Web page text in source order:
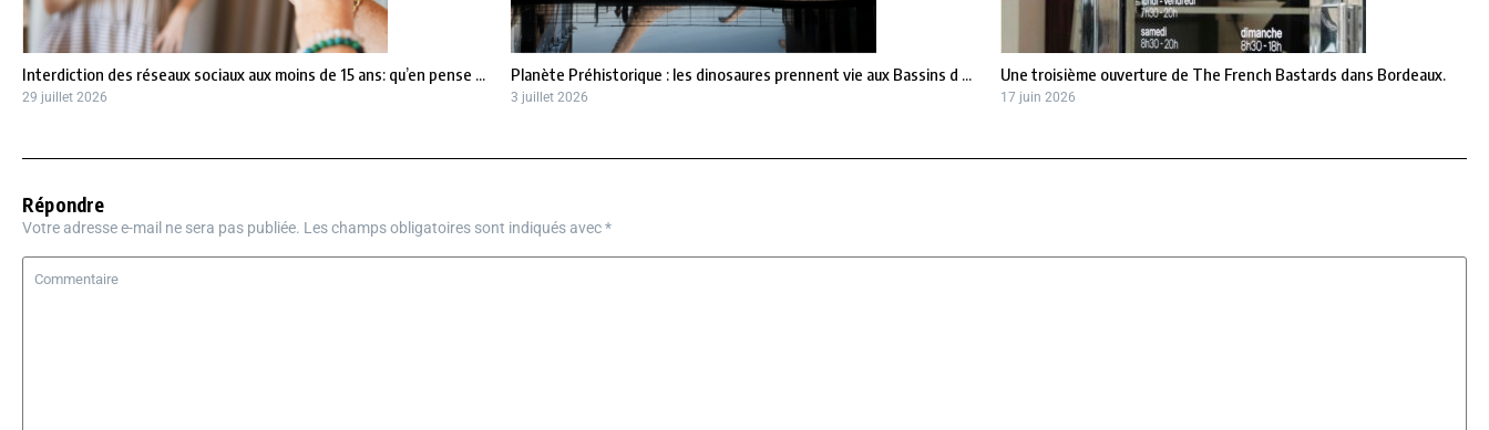
Interdiction des réseaux sociaux aux moins de 15 ans: qu’en pense ...
29 juillet 2026
Planète Préhistorique : les dinosaures prennent vie aux Bassins d ...
3 juillet 2026
Une troisième ouverture de The French Bastards dans Bordeaux.
17 juin 2026
Répondre
Votre adresse e-mail ne sera pas publiée. Les champs obligatoires sont indiqués avec*